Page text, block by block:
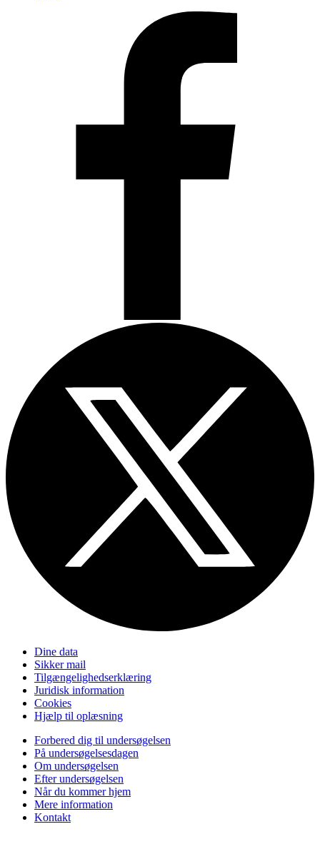
Dine data
Sikker mail
Tilgængelighedserklæring
Juridisk information
Cookies
Hjælp til oplæsning
Forbered dig til undersøgelsen
På undersøgelsesdagen
Om undersøgelsen
Efter undersøgelsen
Når du kommer hjem
Mere information
Kontakt